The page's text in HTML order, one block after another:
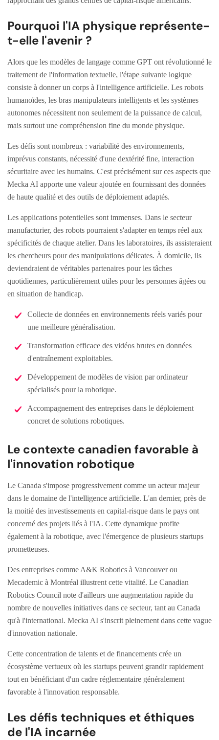
Pourquoi l'IA physique représente-
t-elle l'avenir ?
Alors que les modèles de langage comme GPT ont révolutionné le
traitement de l'information textuelle, l'étape suivante logique
consiste à donner un corps à l'intelligence artificielle. Les robots
humanoïdes, les bras manipulateurs intelligents et les systèmes
autonomes nécessitent non seulement de la puissance de calcul,
mais surtout une compréhension fine du monde physique.
Les défis sont nombreux : variabilité des environnements,
imprévus constants, nécessité d'une dextérité fine, interaction
sécuritaire avec les humains. C'est précisément sur ces aspects que
Mecka AI apporte une valeur ajoutée en fournissant des données
de haute qualité et des outils de déploiement adaptés.
Les applications potentielles sont immenses. Dans le secteur
manufacturier, des robots pourraient s'adapter en temps réel aux
spécificités de chaque atelier. Dans les laboratoires, ils assisteraient
les chercheurs pour des manipulations délicates. À domicile, ils
deviendraient de véritables partenaires pour les tâches
quotidiennes, particulièrement utiles pour les personnes âgées ou
en situation de handicap.
Collecte de données en environnements réels variés pour
une meilleure généralisation.
Transformation efficace des vidéos brutes en données
d'entraînement exploitables.
Développement de modèles de vision par ordinateur
spécialisés pour la robotique.
Accompagnement des entreprises dans le déploiement
concret de solutions robotiques.
Le contexte canadien favorable à
l'innovation robotique
Le Canada s'impose progressivement comme un acteur majeur
dans le domaine de l'intelligence artificielle. L'an dernier, près de
la moitié des investissements en capital-risque dans le pays ont
concerné des projets liés à l'IA. Cette dynamique profite
également à la robotique, avec l'émergence de plusieurs startups
prometteuses.
Des entreprises comme A&K Robotics à Vancouver ou
Mecademic à Montréal illustrent cette vitalité. Le Canadian
Robotics Council note d'ailleurs une augmentation rapide du
nombre de nouvelles initiatives dans ce secteur, tant au Canada
qu'à l'international. Mecka AI s'inscrit pleinement dans cette vague
d'innovation nationale.
Cette concentration de talents et de financements crée un
écosystème vertueux où les startups peuvent grandir rapidement
tout en bénéficiant d'un cadre réglementaire généralement
favorable à l'innovation responsable.
Les défis techniques et éthiques
de l'IA incarnée